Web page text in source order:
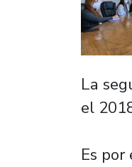
La
el
Es